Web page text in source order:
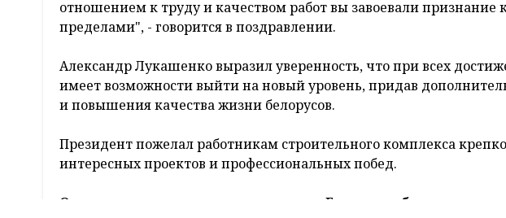
Президент Беларуси Александр Лукашенко поздравил